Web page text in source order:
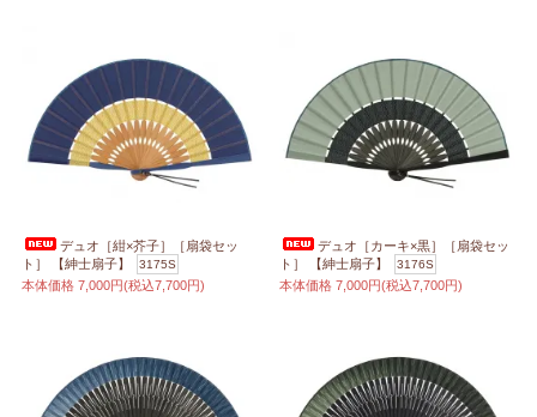
デュオ［紺×芥子］［扇袋セッ
ト］ 【紳士扇子】
3175S
本体価格 7,000円(税込7,700円)
デュオ［カーキ×黒］［扇袋セッ
ト］ 【紳士扇子】
3176S
本体価格 7,000円(税込7,700円)